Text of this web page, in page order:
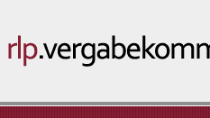
rlp.vergabekommunal.de